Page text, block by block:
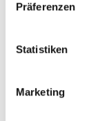
Präferenzen
Statistiken
Marketing